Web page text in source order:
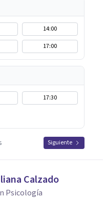
14:00
17:00
17:30
Siguiente
Calzado
Psicología